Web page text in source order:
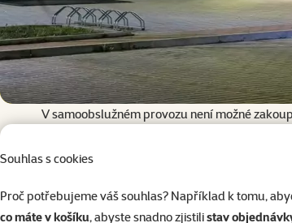
Souhlas s cookies
Proč potřebujeme váš souhlas? Například k tomu,
co máte v košíku, abyste snadno zjistilistav
V samoobslužném provozu není možné